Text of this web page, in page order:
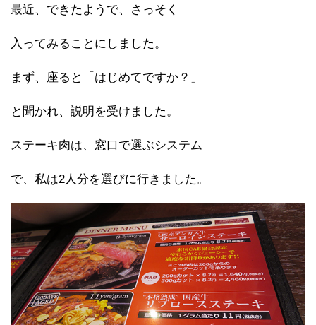
最近、できたようで、さっそく
入ってみることにしました。
まず、座ると「はじめてですか？」
と聞かれ、説明を受けました。
ステーキ肉は、窓口で選ぶシステム
で、私は2人分を選びに行きました。